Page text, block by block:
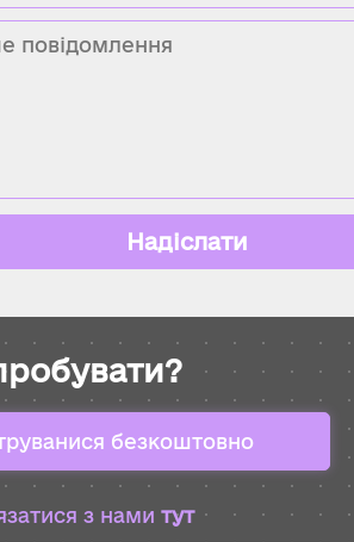
Надіслати
безкоштовно
з нами тут